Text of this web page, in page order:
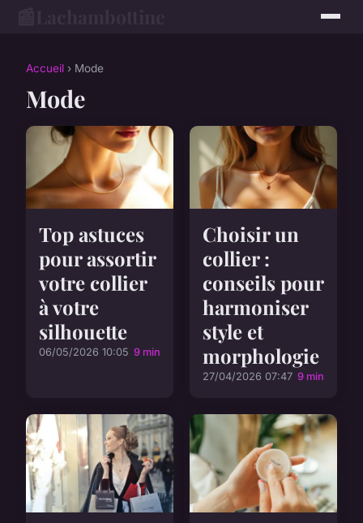
Accueil › Mode
Mode
Top astuces
pour assortir
votre collier
à votre
silhouette
06/05/2026 10:05 9 min
Choisir un
collier :
conseils pour
harmoniser
style et
morphologie
27/04/2026 07:47 9 min